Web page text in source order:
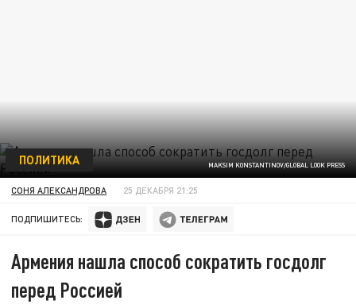
MAKSIM KONSTANTINOV/GLOBAL LOOK PRESS
ПОЛИТИКА
СОНЯ АЛЕКСАНДРОВА 25 ДЕКАБРЯ 21:25
ПОДПИШИТЕСЬ:
Армения нашла способ сократить госдолг
перед Россией